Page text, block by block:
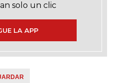
solo un clic
LA APP